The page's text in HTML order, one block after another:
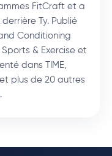
FitCraft et a
Ty. Publié
Conditioning
& Exercise et
dans TIME,
et plus de 20 autres